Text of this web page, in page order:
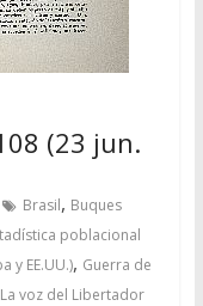
(23 jun.
Brasil, Buques
poblacional
y EE.UU.), Guerra de
La voz del Libertador